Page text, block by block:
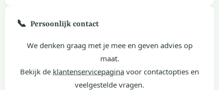
📞 Persoonlijk contact
We denken graag met je mee en geven advies op
maat.
Bekijk de klantenservicepagina voor contactopties en
veelgestelde vragen.